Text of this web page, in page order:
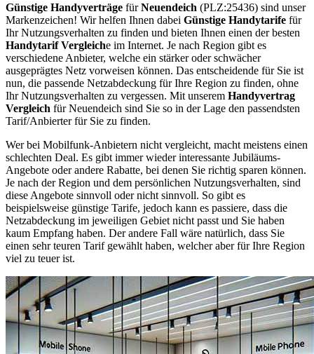
Günstige Handyverträge fürNeuendeich (PLZ:25436) sind unser
Markenzeichen! Wir helfen Ihnen dabei Günstige Handytarife für
Ihr Nutzungsverhalten zu finden und bieten Ihnen einen der besten
Handytarif Vergleiche im Internet. Je nach Region gibt es
verschiedene Anbieter, welche ein stärker oder schwächer
ausgeprägtes Netz vorweisen können. Das entscheidende für Sie ist
nun, die passende Netzabdeckung für Ihre Region zu finden, ohne
Ihr Nutzungsverhalten zu vergessen. Mit unserem Handyvertrag
Vergleich für Neuendeich sind Sie so in der Lage den passendsten
Tarif/Anbierter für Sie zu finden.
Wer bei Mobilfunk-Anbietern nicht vergleicht, macht meistens einen
schlechten Deal. Es gibt immer wieder interessante Jubiläums-
Angebote oder andere Rabatte, bei denen Sie richtig sparen können.
Je nach der Region und dem persönlichen Nutzungsverhalten, sind
diese Angebote sinnvoll oder nicht sinnvoll. So gibt es
beispielsweise günstige Tarife, jedoch kann es passiere, dass die
Netzabdeckung im jeweiligen Gebiet nicht passt und Sie haben
kaum Empfang haben. Der andere Fall wäre natürlich, dass Sie
einen sehr teuren Tarif gewählt haben, welcher aber für Ihre Region
viel zu teuer ist.